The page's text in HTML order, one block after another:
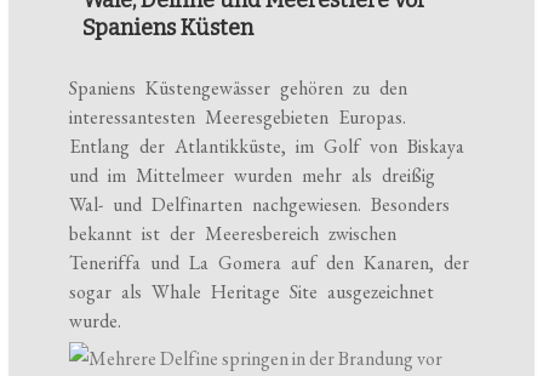
Spaniens Küsten
Spaniens Küstengewässer gehören zu den
interessantesten Meeresgebieten Europas.
Entlang der Atlantikküste, im Golf von Biskaya
und im Mittelmeer wurden mehr als dreißig
Wal- und Delfinarten nachgewiesen. Besonders
bekannt ist der Meeresbereich zwischen
Teneriffa und La Gomera auf den Kanaren, der
sogar als Whale Heritage Site ausgezeichnet
wurde.